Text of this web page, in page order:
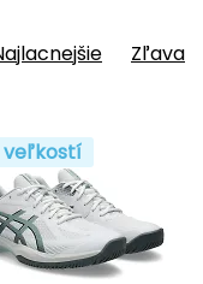
Zľava
veľkostí